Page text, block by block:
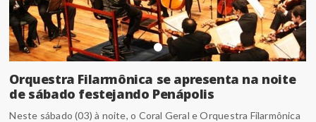
Orquestra Filarmônica se apresenta na noite
de sábado festejando Penápolis
Neste sábado (03) à noite, o Coral Geral e Orquestra Filarmônica